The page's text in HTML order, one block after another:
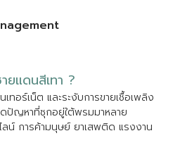
ายแดนสเทา ?
นเทอรเนต และระงบการขายเชอเพลง
ดปญหาทซกอยใตพรมมาหลาย
ลน การคามนษย ยาเสพตด แรงงาน